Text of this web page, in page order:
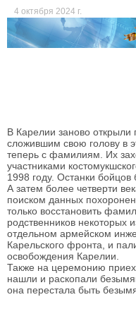
4 октября 2024 г.
В Карелии заново
сложившим свою голову в
теперь с фамилиям. Их
участниками
1998 году. Останки
А затем более четверти
поиском данных
только восстановить
родственников некоторых
отдельном армейском
Карельского фронта, и
освобождения Карелии.
Также на церемонию
нашли и раскопали
она перестала быть